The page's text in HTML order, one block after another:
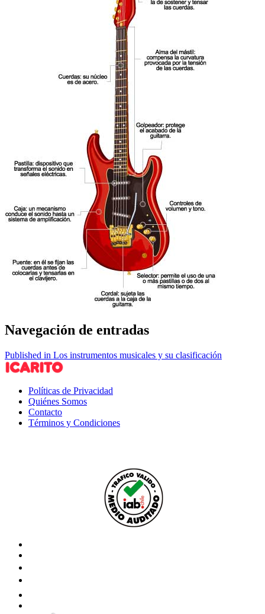
Navegación de entradas
Published in Los instrumentos musicales y su clasificación
Políticas de Privacidad
Quiénes Somos
Contacto
Términos y Condiciones